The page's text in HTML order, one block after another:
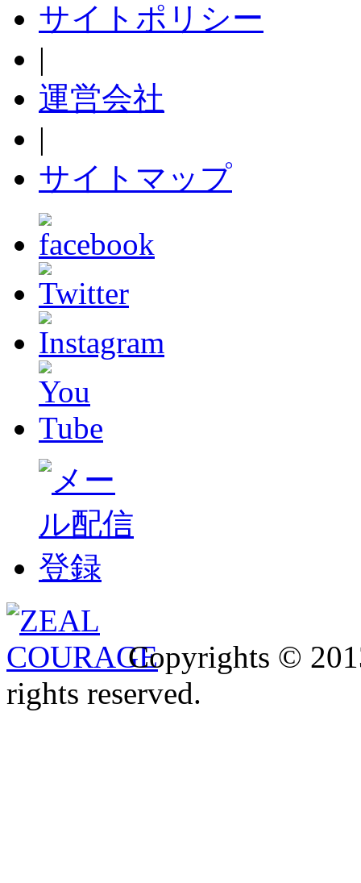
サイトポリシー
|
運営会社
|
サイトマップ
Copyrights ©
rights reserved.